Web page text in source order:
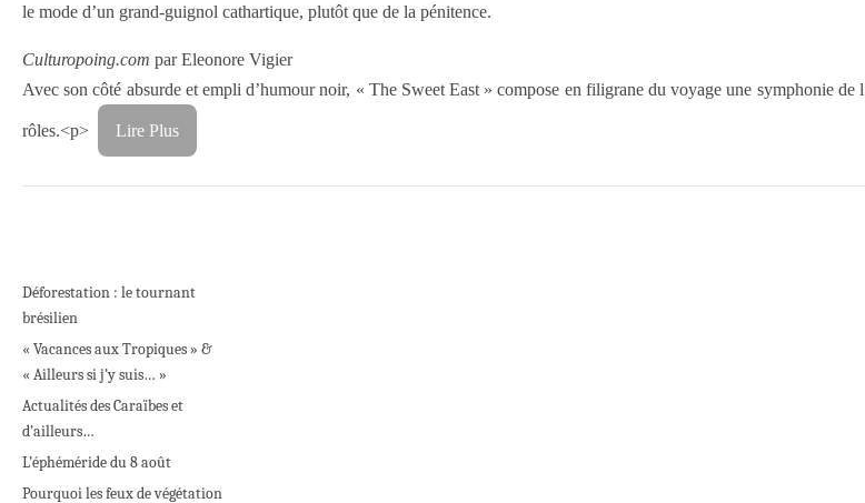
le mode d’un grand-guignol cathartique, plutôt que de la pénitence.
Culturopoing.com par Eleonore Vigier
Avec son côté absurde et empli d’humour noir, « The Sweet East » compose en filigrane du voyage une symphonie
rôles.<p> Lire Plus
Déforestation : le tournant
brésilien
« Vacances aux Tropiques » &
« Ailleurs si j’y suis… »
Actualités des Caraïbes et
d’ailleurs…
L’éphéméride du 8 août
Pourquoi les feux de végétation